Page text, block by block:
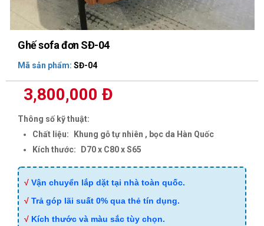
Ghế sofa đơn SĐ-04
Mã sản phẩm: SĐ-04
3,800,000 Đ
Thông số kỹ thuật:
Chất liệu:
Khung gỗ tự nhiên , bọc da Hàn Quốc
Kích thước:
D70 x C80 x S65
√ Vận chuyển lắp dặt tại nhà toàn quốc.
√ Trả góp lãi suất 0% qua thẻ tín dụng.
√ Kích thước và màu sắc tùy chọn.